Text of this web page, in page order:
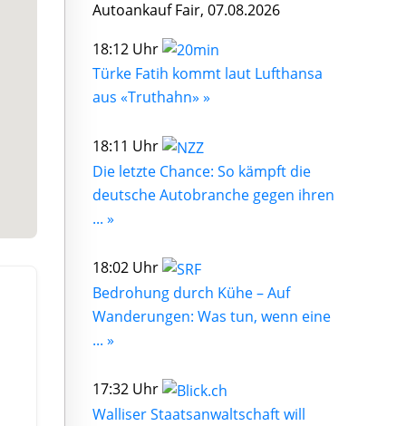
Autoankauf Fair, 07.08.2026
18:12 Uhr
Türke Fatih kommt laut Lufthansa
aus «Truthahn» »
18:11 Uhr
Die letzte Chance: So kämpft die
deutsche Autobranche gegen ihren
... »
18:02 Uhr
Bedrohung durch Kühe – Auf
Wanderungen: Was tun, wenn eine
... »
17:32 Uhr
Walliser Staatsanwaltschaft will